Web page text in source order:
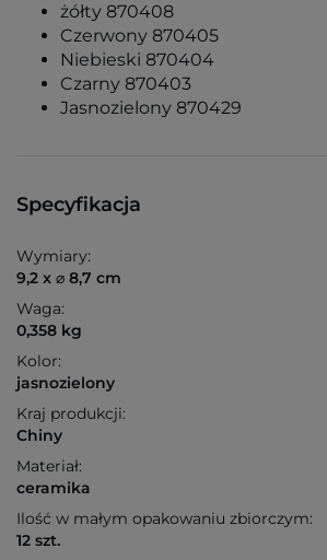
żółty 870408
Czerwony 870405
Niebieski 870404
Czarny 870403
Jasnozielony 870429
Specyfikacja
Wymiary:
9,2 x ⌀ 8,7 cm
Waga:
0,358 kg
Kolor:
jasnozielony
Kraj produkcji:
Chiny
Materiał:
ceramika
Ilość w małym opakowaniu zbiorczym:
12 szt.